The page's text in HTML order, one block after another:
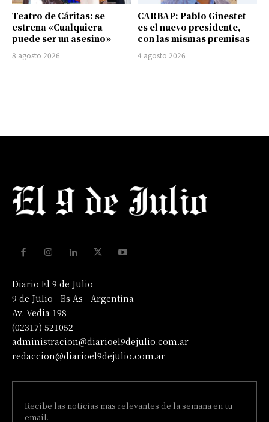
Teatro de Cáritas: se
estrena «Cualquiera
puede ser un asesino»
8 agosto 2026
CARBAP: Pablo Ginestet
es el nuevo presidente,
con las mismas premisas
4 agosto 2026
Diario El 9 de Julio
9 de Julio - Bs As - Argentina
Av. Vedia 198
(02317) 521052
administracion@diarioel9dejulio.com.ar
redaccion@diarioel9dejulio.com.ar
Recibe las noticias mas relevantes de la semana en tu
email.